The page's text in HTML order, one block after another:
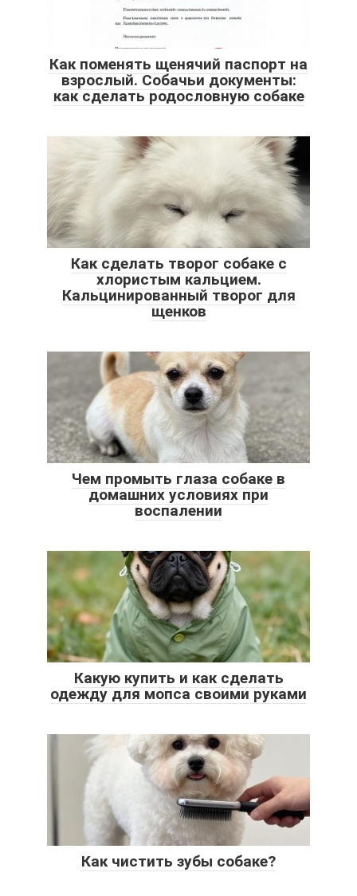
Как поменять щенячий паспорт на
взрослый. Собачьи документы:
как сделать родословную собаке
Как сделать творог собаке с
хлористым кальцием.
Кальцинированный творог для
щенков
Чем промыть глаза собаке в
домашних условиях при
воспалении
Какую купить и как сделать
одежду для мопса своими руками
Как чистить зубы собаке?